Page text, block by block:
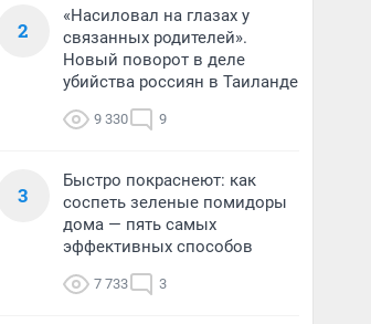
2
«Насиловал на глазах у
связанных родителей».
Новый поворот в деле
убийства россиян в Таиланде
9 330 9
3
Быстро покраснеют: как
соспеть зеленые помидоры
дома — пять самых
эффективных способов
7 733 3